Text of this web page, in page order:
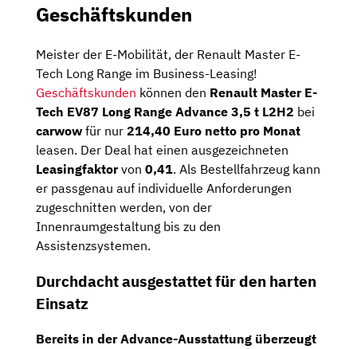
Geschäftskunden
Meister der E-Mobilität, der Renault Master E-
Tech Long Range im Business-Leasing!
Geschäftskunden können den Renault Master E-
Tech EV87 Long Range Advance 3,5 t L2H2 bei
carwow für nur 214,40 Euro netto pro Monat
leasen. Der Deal hat einen ausgezeichneten
Leasingfaktorvon 0,41. Als Bestellfahrzeug kann
er passgenau auf individuelle Anforderungen
zugeschnitten werden, von der
Innenraumgestaltung bis zu den
Assistenzsystemen.
Durchdacht ausgestattet für den harten
Einsatz
Bereits in der Advance-Ausstattung überzeugt